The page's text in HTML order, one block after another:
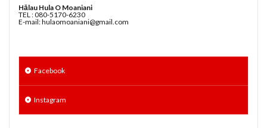
Hālau Hula O Moaniani
TEL : 080-5170-6230
E-mail: hulaomoaniani@gmail.com
Facebook
Instagram